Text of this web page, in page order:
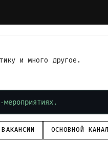
и много другое.
мероприятиях.
ВАКАНСИИ ОСНОВНОЙ КАНАЛ